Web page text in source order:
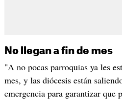
No llegan a fin de mes
"A no pocas parroquias ya les
mes, y las diócesis están
emergencia para garantizar que